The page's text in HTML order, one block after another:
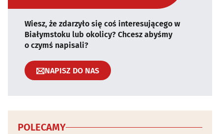
Wiesz, że zdarzyło się coś interesującego w
Białymstoku lub okolicy? Chcesz abyśmy
o czymś napisali?
NAPISZ DO NAS
POLECAMY